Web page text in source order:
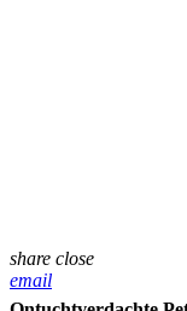
share close
email